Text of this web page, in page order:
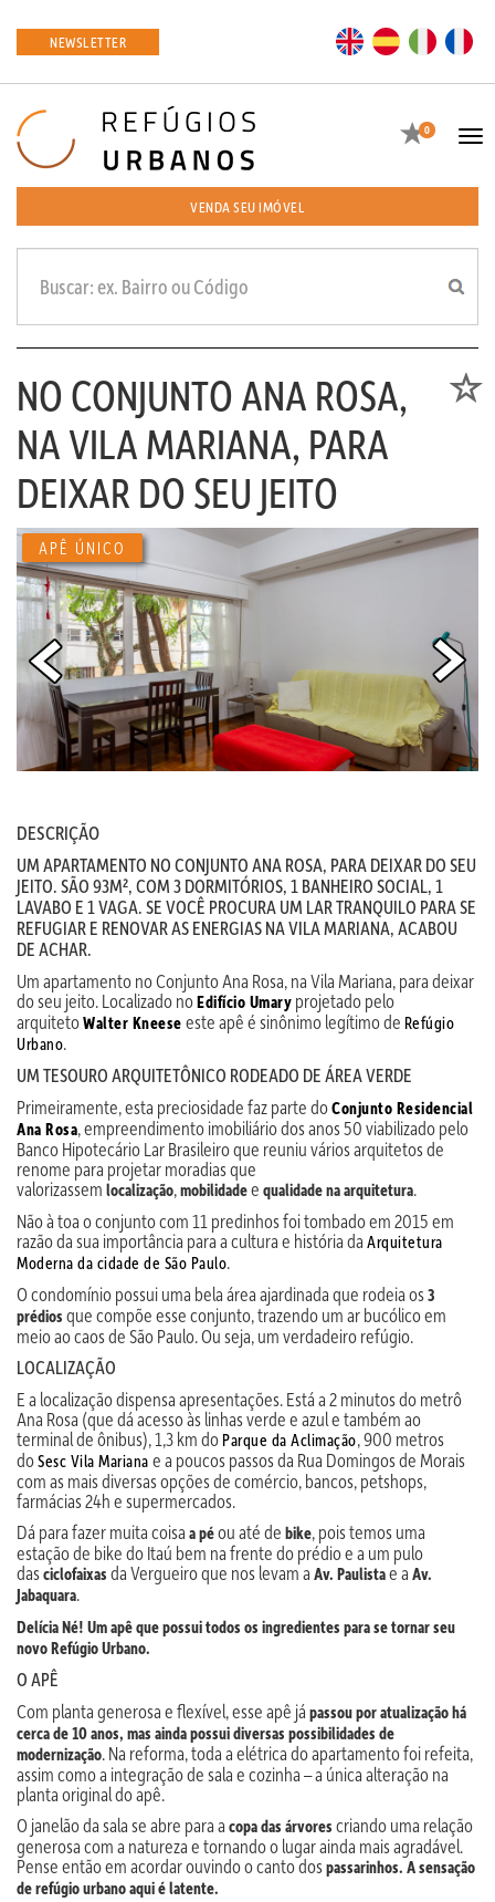
NEWSLETTER EN ES
Favoritos
0
VENDA SEU IMÓVEL
NO CONJUNTO ANA ROSA,
NA VILA MARIANA, PARA
DEIXAR DO SEU JEITO
APÊ ÚNICO
DESCRIÇÃO
UM APARTAMENTO NO CONJUNTO ANA ROSA, PARA DEIXAR DO SEU
JEITO. SÃO 93M², COM 3 DORMITÓRIOS, 1 BANHEIRO SOCIAL, 1
LAVABO E 1 VAGA. SE VOCÊ PROCURA UM LAR TRANQUILO PARA SE
REFUGIAR E RENOVAR AS ENERGIAS NA VILA MARIANA, ACABOU
DE ACHAR.
Um apartamento no Conjunto Ana Rosa, na Vila Mariana, para deixar
do seu jeito. Localizado noEdifício Umary projetado pelo
arquitetoWalter Kneese este apê é sinônimo legítimo de Refúgio
Urbano.
UM TESOURO ARQUITETÔNICO RODEADO DE ÁREA VERDE
Primeiramente, esta preciosidade faz parte doConjunto Residencial
Ana Rosa, empreendimento imobiliário dos anos 50 viabilizado pelo
Banco Hipotecário Lar Brasileiro que reuniu vários arquitetos de
renome para projetar moradias que
valorizassem localização,mobilidadee qualidade na arquitetura.
Não à toa o conjunto com 11 predinhos foi tombado em 2015 em
razão da sua importância para a cultura e história da Arquitetura
Moderna da cidade de São Paulo.
O condomínio possui uma bela área ajardinada que rodeia os3
prédios que compõe esse conjunto, trazendo um ar bucólico em
meio ao caos de São Paulo. Ou seja, um verdadeiro refúgio.
LOCALIZAÇÃO
E a localização dispensa apresentações. Está a 2 minutos do metrô
Ana Rosa (que dá acesso às linhas verde e azul e também ao
terminal de ônibus), 1,3 km do Parque da Aclimação, 900 metros
doSesc Vila Mariana e a poucos passos da Rua Domingos de Morais
com as mais diversas opções de comércio, bancos, petshops,
farmácias 24h e supermercados.
Dá para fazer muita coisa a péou até de bike, pois temos uma
estação de bike do Itaú bem na frente do prédio e a um pulo
dasciclofaixas da Vergueiro que nos levam a Av. Paulistae a Av.
Jabaquara.
Delícia Né! Um apê que possui todos os ingredientes para se tornar seu
novo Refúgio Urbano.
O APÊ
Com planta generosa e flexível, esse apê já passou por atualização há
cerca de 10 anos, mas ainda possui diversas possibilidades de
modernização. Na reforma, toda a elétrica do apartamento foi refeita,
assim como a integração de sala e cozinha – a única alteração na
planta original do apê.
O janelão da sala se abre para a copa das árvores criando uma relação
generosa com a natureza e tornando o lugar ainda mais agradável.
Pense então em acordar ouvindo o canto dospassarinhos. A sensação
de refúgio urbano aqui é latente.